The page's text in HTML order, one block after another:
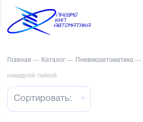
Главная — Каталог — Пневмоавтоматика —
накидной гайкой
Сортировать: